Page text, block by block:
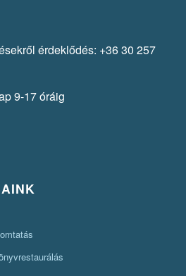
érdeklődés: +36 30 257
9-17 óráig